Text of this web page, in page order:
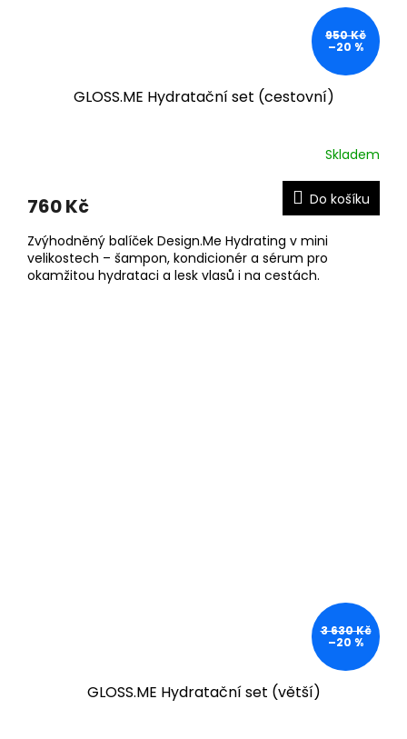
950 Kč
–20 %
GLOSS.ME Hydratační set (cestovní)
Skladem
760 Kč Do košíku
Zvýhodněný balíček Design.Me Hydrating v mini
velikostech – šampon, kondicionér a sérum pro
okamžitou hydrataci a lesk vlasů i na cestách.
3 630 Kč
–20 %
GLOSS.ME Hydratační set (větší)